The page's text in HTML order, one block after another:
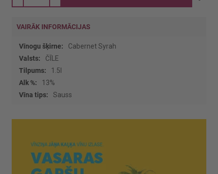
VAIRĀK INFORMĀCIJAS
Vairāk
informācijas
Cabernet Syrah
ČĪLE
1.5l
13%
Sauss